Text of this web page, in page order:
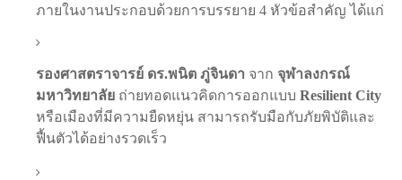
ภายในงานประกอบด้วยการบรรยาย 4 หัวข้อสำคัญ ได้แก่
รองศาสตราจารย์ ดร.พนิต ภู่จินดา จาก จุฬาลงกรณ์
มหาวิทยาลัย ถ่ายทอดแนวคิดการออกแบบ Resilient City
หรือเมืองที่มีความยืดหยุ่น สามารถรับมือกับภัยพิบัติและ
ฟื้นตัวได้อย่างรวดเร็ว